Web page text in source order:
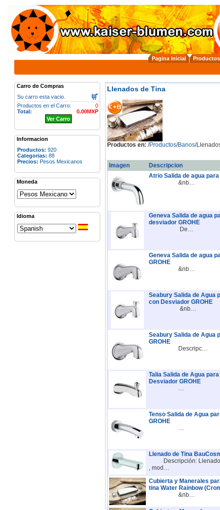
Pagina Inicial Productos
Carro de Compras
Su carro esta vacio.
0
Productos en el Carro:
0.00MXP
Total:
Ver Carro
Informacion
Productos: 920
Categorias: 88
Precios: Pesos Mexicanos
Moneda
Idioma
Llenados de Tina
Productos en: /Productos/Banos/
Imagen
Descripcion
Atrio Salida de agua
&nb…
Geneva Salida de agua
desviador GROHE
De…
Geneva Salida de agua
GROHE
&nb…
Seabury Salida de Agua
con Desviador GROHE
&nb…
Seabury Salida de Agua
GROHE
Descripc…
Talia Salida de Agua
Desviador GROHE
…
Tenso Salida de Agua
GROHE
…
Llenado de Tina
Descripción: Llenado
, mod…
Cubierta y Manerales
tina Water Rainbow
&nb…